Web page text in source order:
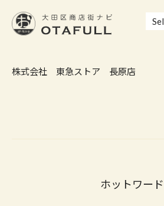
株式会社 東急ストア 長原店
ホットワード